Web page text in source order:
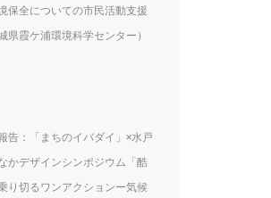
保全についての市民活動支援
城県霞ケ浦環境科学センター）
告：「まちのイバダイ」×水戸
かデザインシンポジウム「酷
り切るワンアクションー気候